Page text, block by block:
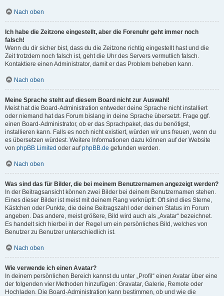
Nach oben
Ich habe die Zeitzone eingestellt, aber die Forenuhr geht immer noch
falsch!
Wenn du dir sicher bist, dass du die Zeitzone richtig eingestellt hast und die
Zeit trotzdem noch falsch ist, geht die Uhr des Servers vermutlich falsch.
Kontaktiere einen Administrator, damit er das Problem beheben kann.
Nach oben
Meine Sprache steht auf diesem Board nicht zur Auswahl!
Meist hat die Board-Administration entweder deine Sprache nicht installiert
oder niemand hat das Forum bislang in deine Sprache übersetzt. Frage ggf.
einen Board-Administrator, ob er das Sprachpaket, das du benötigst,
installieren kann. Falls es noch nicht existiert, würden wir uns freuen, wenn du
es übersetzen würdest. Weitere Informationen dazu können auf der Website
von phpBB Limited oder aufphpBB.de gefunden werden.
Nach oben
Was sind das für Bilder, die bei meinem Benutzernamen angezeigt werden?
In der Beitragsansicht können zwei Bilder bei deinem Benutzernamen stehen.
Eines dieser Bilder ist meist mit deinem Rang verknüpft: Oft sind dies Sterne,
Kästchen oder Punkte, die deine Beitragszahl oder deinen Status im Forum
angeben. Das andere, meist größere, Bild wird auch als „Avatar“ bezeichnet.
Es handelt sich hierbei in der Regel um ein persönliches Bild, welches von
Benutzer zu Benutzer unterschiedlich ist.
Nach oben
Wie verwende ich einen Avatar?
In deinem persönlichen Bereich kannst du unter „Profil“ einen Avatar über eine
der folgenden vier Methoden hinzufügen: Gravatar, Galerie, Remote oder
Hochladen. Die Board-Administration kann bestimmen, ob und wie die